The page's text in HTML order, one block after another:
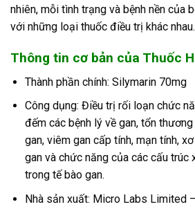
nhiên, mỗi tình trạng và bệnh nền của
với những loại thuốc điều trị khác nhau.
Thông tin cơ bản của Thuốc
Thành phần chính: Silymarin 70mg
Công dụng: Điều trị rối loạn chức
đếm các bệnh lý về gan, tổn
gan, viêm gan cấp tính, mạn tính,
gan và chức năng của các cấu trúc
trong tế bào gan.
Nhà sản xuất: Micro Labs Limited